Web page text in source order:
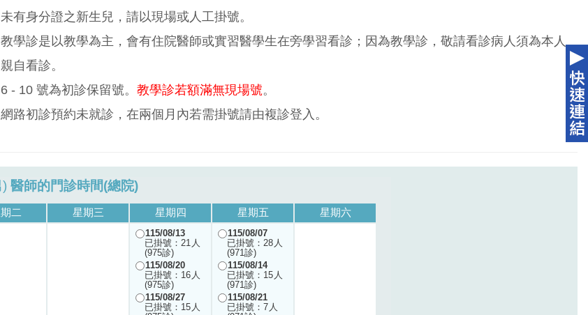
未有身分證之新生兒，請以現場或人工掛號。
教學診是以教學為主，會有住院醫師或實習醫學生在旁學習看診；因為教學診，敬請看診病人須為本人
親自看診。
6 - 10 號為初診保留號。 教學診若額滿無現場號。
網路初診預約未就診，在兩個月內若需掛號請由複診登入。